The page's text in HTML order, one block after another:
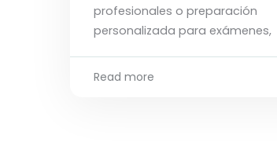
profesionales o preparación
personalizada para exámenes,
Read more